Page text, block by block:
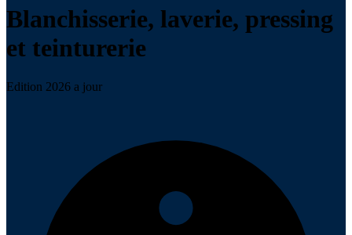
Blanchisserie, laverie, pressing
et teinturerie
Edition 2026 a jour